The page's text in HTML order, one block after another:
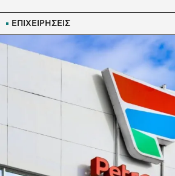
ΕΠΙΧΕΙΡΗΣΕΙΣ